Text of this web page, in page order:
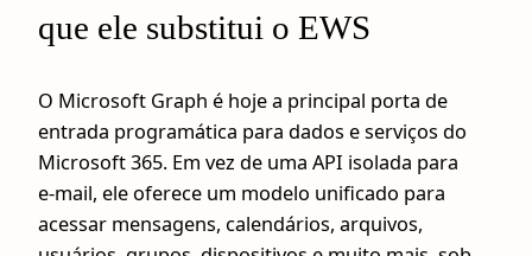
que ele substitui o EWS
O Microsoft Graph é hoje a principal porta de
entrada programática para dados e serviços do
Microsoft 365. Em vez de uma API isolada para
e‑mail, ele oferece um modelo unificado para
acessar mensagens, calendários, arquivos,